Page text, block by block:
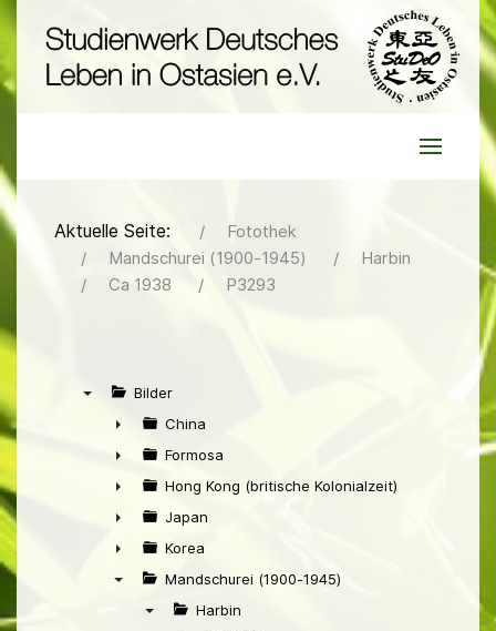
Aktuelle Seite:
Fotothek
Mandschurei (1900-1945)
Harbin
Ca 1938
P3293
Bilder
►
China
►
Formosa
►
Hong Kong (britische Kolonialzeit)
►
Japan
►
Korea
Mandschurei (1900-1945)
Harbin